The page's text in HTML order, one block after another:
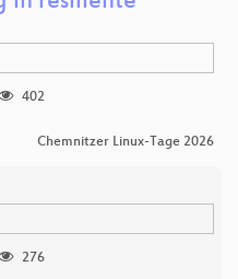
402
Chemnitzer Linux-Tage 2026
276